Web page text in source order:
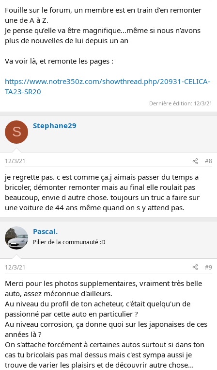
Fouille sur le forum, un membre est en train d’en remonter
une de A à Z.
Je pense qu’elle va être magnifique...même si nous n’avons
plus de nouvelles de lui depuis un an
Va voir là, et remonte les pages :
https://www.notre350z.com/showthread.php/20931-CELICA-
TA23-SR20
Dernière édition: 12/3/21
S Stephane29
12/3/21 #8
je regrette pas. c est comme ça.j aimais passer du temps a
bricoler, démonter remonter mais au final elle roulait pas
beaucoup, envie d autre chose. toujours un truc a faire sur
une voiture de 44 ans même quand on s y attend pas.
Pascal.
Pilier de la communauté :D
12/3/21 #9
Merci pour les photos supplementaires, vraiment très belle
auto, assez méconnue d'ailleurs.
Au niveau du profil de ton acheteur, c'était quelqu'un de
passionné par cette auto en particulier ?
Au niveau corrosion, ça donne quoi sur les japonaises de ces
années là ?
On s'attache forcément à certaines autos surtout si dans ton
cas tu bricolais pas mal dessus mais c'est sympa aussi je
trouve de varier les plaisirs et de découvrir autre chose...